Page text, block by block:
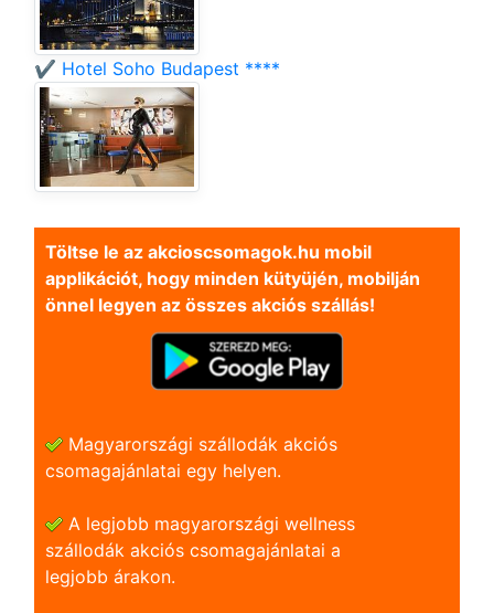
✔️ Hotel Soho Budapest ****
Töltse le az akcioscsomagok.hu mobil
applikációt, hogy minden kütyüjén, mobilján
önnel legyen az összes akciós szállás!
Magyarországi szállodák akciós
csomagajánlatai egy helyen.
A legjobb magyarországi wellness
szállodák akciós csomagajánlatai a
legjobb árakon.